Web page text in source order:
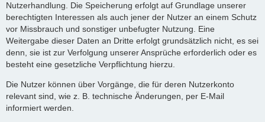
Nutzerhandlung. Die Speicherung erfolgt auf Grundlage unserer
berechtigten Interessen als auch jener der Nutzer an einem Schutz
vor Missbrauch und sonstiger unbefugter Nutzung. Eine
Weitergabe dieser Daten an Dritte erfolgt grundsätzlich nicht, es sei
denn, sie ist zur Verfolgung unserer Ansprüche erforderlich oder es
besteht eine gesetzliche Verpflichtung hierzu.
Die Nutzer können über Vorgänge, die für deren Nutzerkonto
relevant sind, wie z. B. technische Änderungen, per E-Mail
informiert werden.